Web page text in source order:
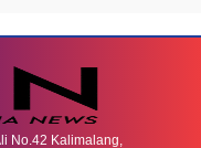
No.42 Kalimalang,